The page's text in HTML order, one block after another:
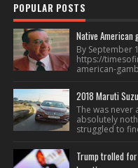
POPULAR POSTS
Native American
By September
https://
american-
2018 Maruti
The was never
absolutely
struggled to
Trump trolled for